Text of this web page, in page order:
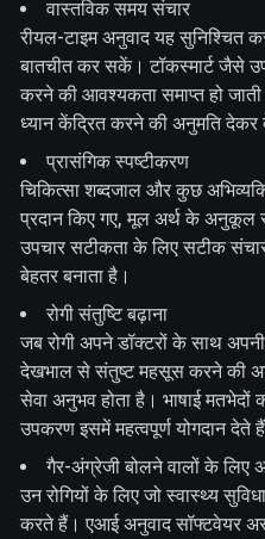
वास्तविक समय संचार
रीयल-टाइम अनुवाद यह सुनिश्चित
बातचीत कर सकें। टॉकस्मार्ट जैसे
करने की आवश्यकता समाप्त हो
ध्यान केंद्रित करने की अनुमति देकर
प्रासंगिक स्पष्टीकरण
चिकित्सा शब्दजाल और कुछ
प्रदान किए गए, मूल अर्थ के अनुकूल
उपचार सटीकता के लिए सटीक
बेहतर बनाता है।
रोगी संतुष्टि बढ़ाना
जब रोगी अपने डॉक्टरों के साथ
देखभाल से संतुष्ट महसूस करने की
सेवा अनुभव होता है। भाषाई मतभेदों
उपकरण इसमें महत्वपूर्ण योगदान देते
गैर-अंग्रेजी बोलने वालों के लिए
उन रोगियों के लिए जो स्वास्थ्य
करते हैं। एआई अनुवाद सॉफ्टवेयर